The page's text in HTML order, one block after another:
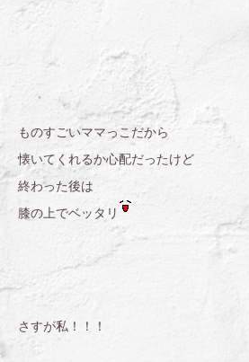
ものすごいママっこだから
懐いてくれるか心配だったけど
終わった後は
膝の上でベッタリ
さすが私！！！